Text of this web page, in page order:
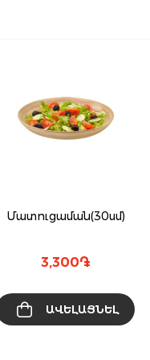
Մատուցաման(30սմ)
3,300֏
ԱՎԵԼԱՑՆԵԼ